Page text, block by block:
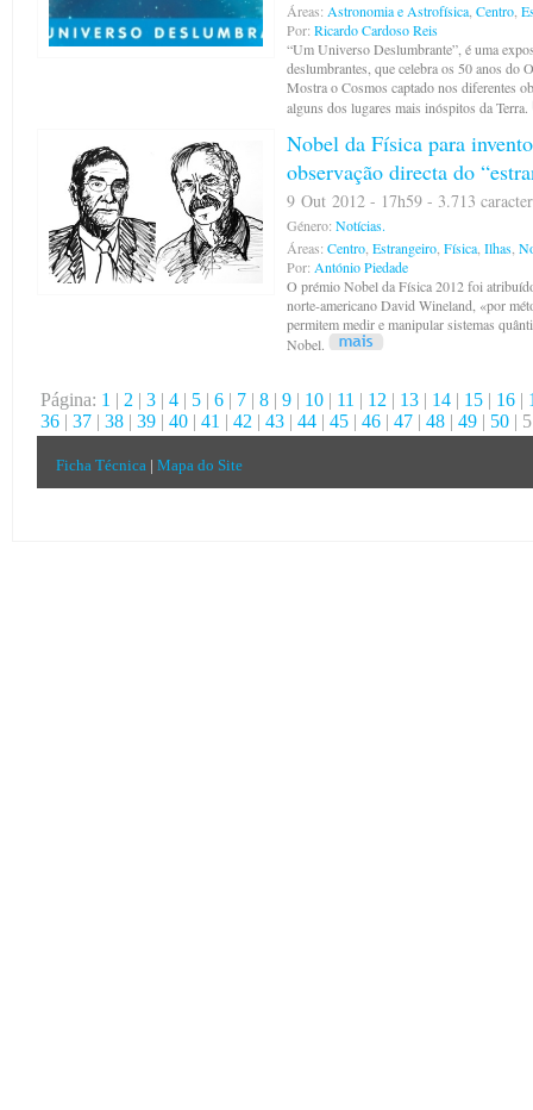
Áreas: Astronomia e Astrofísica Centro
Por: Ricardo Cardoso Reis
“Um Universo Deslumbrante”, é uma
deslumbrantes, que celebra os 50 anos do
Mostra o Cosmos captado nos diferentes
alguns dos lugares mais inóspitos da Terra.
Nobel da Física para
observação directa do
9 Out 2012 - 17h59 - 3.713
Género: Notícias.
Áreas: Centro Estrangeiro Física Ilhas
Por: António Piedade
O prémio Nobel da Física 2012 foi
norte-americano David Wineland, «por
permitem medir e manipular sistemas
Nobel.
Página: 1 | 2 | 3 | 4 | 5 | 6 | 7 | 8 | 9 | 10 | 11 | 12 | 13 | 14 | 15 | 16 |
36 | 37 | 38 | 39 | 40 | 41 | 42 | 43 | 44 | 45 | 46 | 47 | 48 | 49 | 50 |
Ficha Técnica | Mapa do Site